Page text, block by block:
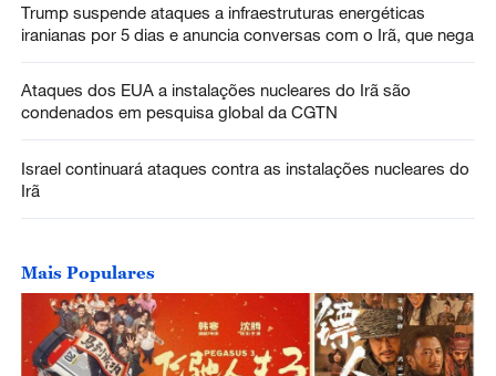
Trump suspende ataques a infraestruturas energéticas
iranianas por 5 dias e anuncia conversas com o Irã, que nega
Ataques dos EUA a instalações nucleares do Irã são
condenados em pesquisa global da CGTN
Israel continuará ataques contra as instalações nucleares do
Irã
Mais Populares